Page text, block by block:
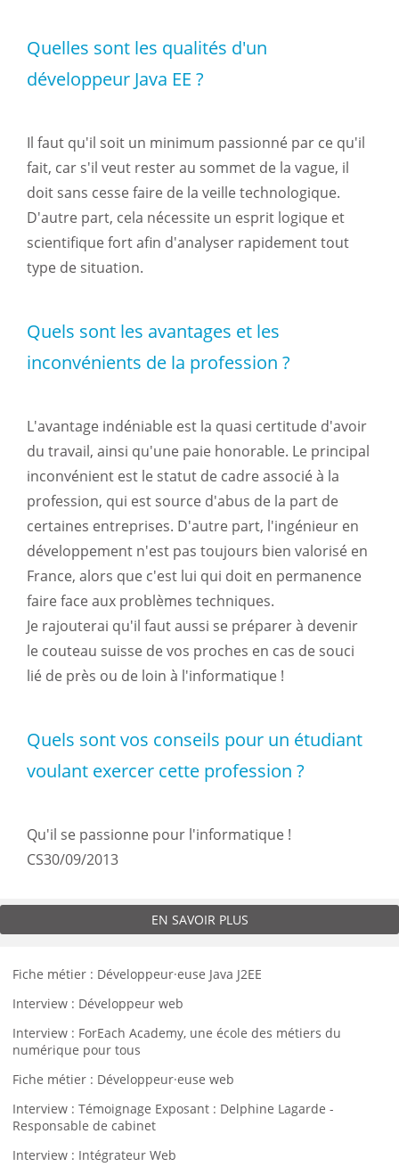
Quelles sont les qualités d'un
développeur Java EE ?
Il faut qu'il soit un minimum passionné par ce qu'il
fait, car s'il veut rester au sommet de la vague, il
doit sans cesse faire de la veille technologique.
D'autre part, cela nécessite un esprit logique et
scientifique fort afin d'analyser rapidement tout
type de situation.
Quels sont les avantages et les
inconvénients de la profession ?
L'avantage indéniable est la quasi certitude d'avoir
du travail, ainsi qu'une paie honorable. Le principal
inconvénient est le statut de cadre associé à la
profession, qui est source d'abus de la part de
certaines entreprises. D'autre part, l'ingénieur en
développement n'est pas toujours bien valorisé en
France, alors que c'est lui qui doit en permanence
faire face aux problèmes techniques.
Je rajouterai qu'il faut aussi se préparer à devenir
le couteau suisse de vos proches en cas de souci
lié de près ou de loin à l'informatique !
Quels sont vos conseils pour un étudiant
voulant exercer cette profession ?
Qu'il se passionne pour l'informatique !
CS30/09/2013
EN SAVOIR PLUS
Fiche métier : Développeur·euse Java J2EE
Interview : Développeur web
Interview : ForEach Academy, une école des métiers du
numérique pour tous
Fiche métier : Développeur·euse web
Interview : Témoignage Exposant : Delphine Lagarde -
Responsable de cabinet
Interview : Intégrateur Web